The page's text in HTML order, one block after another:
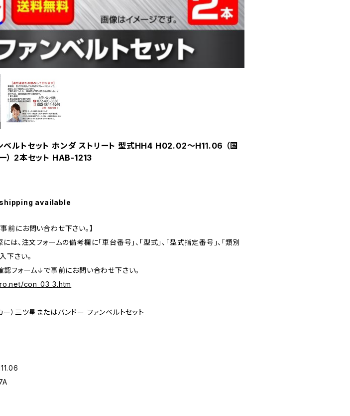
ベルトセット ホンダ ストリート 型式HH4 H02.02～H11.06 （国
） 2本セット HAB-1213
available
前にお問い合わせ下さい。】
には、注文フォームの備考欄に「車台番号」、「型式」、「型式指定番号」、「類別
下さい。
認フォーム↓で事前にお問い合わせ下さい。
con_03_3.htm
ー）三ツ星またはバンドー ファンベルトセット